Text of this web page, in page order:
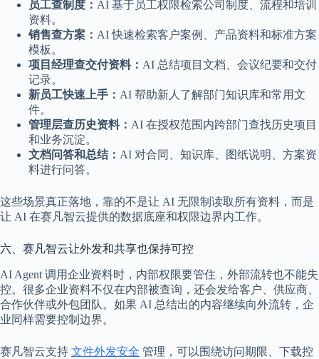
员工查制度： AI 基于员工权限检索公司制度、流程和培训
资料。
销售查方案： AI 快速检索客户案例、产品资料和标准方案
模板。
项目经理查交付资料： AI 总结项目文档、会议纪要和交付
记录。
新员工快速上手： AI 帮助新人了解部门知识库和常用文
件。
管理层查历史资料： AI 在授权范围内跨部门查找历史项目
和业务沉淀。
文档问答和总结： AI 对合同、知识库、图纸说明、方案资
料进行问答。
这些场景真正落地，靠的不是让 AI 无限制读取所有资料，而是
让 AI 在赛凡智云提供的数据底座和权限边界内工作。
六、赛凡智云让外发和共享也保持可控
AI Agent 调用企业资料时，内部权限要管住，外部流转也不能失
控。很多企业资料不仅在内部被查询，还会发给客户、供应商、
合作伙伴或外包团队。如果 AI 总结出的内容继续向外流转，企
业同样需要控制边界。
赛凡智云支持 文件外发安全 管理，可以围绕访问期限、下载控